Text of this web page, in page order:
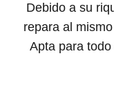
Debido a su
repara al
Apta para